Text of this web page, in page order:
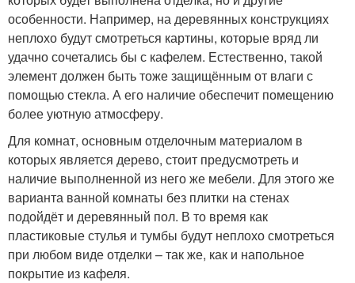
особенности. Например, на деревянных конструкциях
неплохо будут смотреться картины, которые вряд ли
удачно сочетались бы с кафелем. Естественно, такой
элемент должен быть тоже защищённым от влаги с
помощью стекла. А его наличие обеспечит помещению
более уютную атмосферу.
Для комнат, основным отделочным материалом в
которых является дерево, стоит предусмотреть и
наличие выполненной из него же мебели. Для этого же
варианта ванной комнаты без плитки на стенах
подойдёт и деревянный пол. В то время как
пластиковые стулья и тумбы будут неплохо смотреться
при любом виде отделки – так же, как и напольное
покрытие из кафеля.